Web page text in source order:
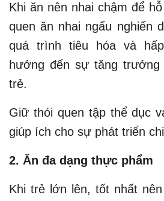
Khi ăn nên nhai chậm để
quen ăn nhai ngấu nghiến
quá trình tiêu hóa và
hưởng đến sự tăng
trẻ.
Giữ thói quen tập thể dục
giúp ích cho sự phát triển
2. Ăn đa dạng thực phẩm
Khi trẻ lớn lên, tốt nhất